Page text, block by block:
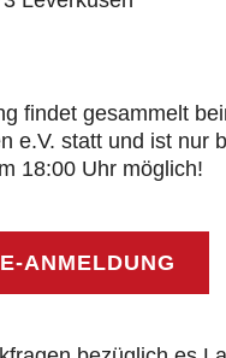
findet gesammelt
e.V. statt und ist nur
18:00 Uhr möglich!
ANMELDUNG